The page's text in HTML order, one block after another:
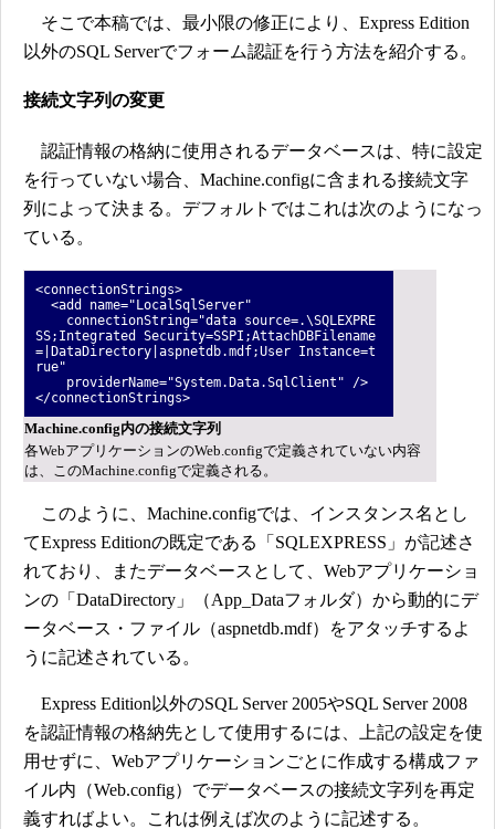
そこで本稿では、最小限の修正により、Express Edition
以外のSQL Serverでフォーム認証を行う方法を紹介する。
接続文字列の変更
認証情報の格納に使用されるデータベースは、特に設定
を行っていない場合、Machine.configに含まれる接続文字
列によって決まる。デフォルトではこれは次のようになっ
ている。
<connectionStrings>
<add name="LocalSqlServer"
connectionString="data source=.\SQLEXPRE
SS;Integrated Security=SSPI;AttachDBFilename
=|DataDirectory|aspnetdb.mdf;User Instance=t
rue"
providerName="System.Data.SqlClient" />
</connectionStrings>
Machine.config内の接続文字列
各WebアプリケーションのWeb.configで定義されていない内容
は、このMachine.configで定義される。
このように、Machine.configでは、インスタンス名とし
てExpress Editionの既定である「SQLEXPRESS」が記述さ
れており、またデータベースとして、Webアプリケーショ
ンの「DataDirectory」（App_Dataフォルダ）から動的にデ
ータベース・ファイル（aspnetdb.mdf）をアタッチするよ
うに記述されている。
Express Edition以外のSQL Server 2005やSQL Server 2008
を認証情報の格納先として使用するには、上記の設定を使
用せずに、Webアプリケーションごとに作成する構成ファ
イル内（Web.config）でデータベースの接続文字列を再定
義すればよい。これは例えば次のように記述する。